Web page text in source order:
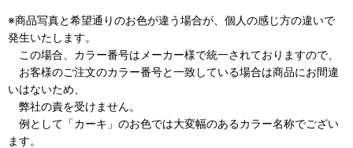
※商品写真と希望通りのお色が違う場合が、個人の感じ方の違いで
発生いたします。
この場合、カラー番号はメーカー様で統一されておりますので、
お客様のご注文のカラー番号と一致している場合は商品にお間違
いはないため、
弊社の責を受けません。
例として「カーキ」のお色では大変幅のあるカラー名称でござい
ます。